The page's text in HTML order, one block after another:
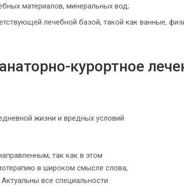
материалов, минеральных вод;
лечебной базой, такой как ванные,
курортное
жизни и вредных условий
так как в этом
в широком смысле слова,
все специальности